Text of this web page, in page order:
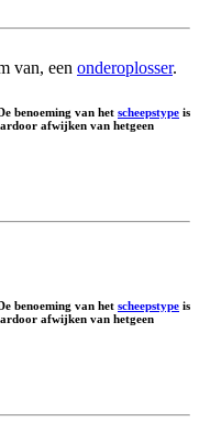
van, een onderoplosser.
benoeming van het scheepstype is
afwijken van hetgeen
benoeming van het scheepstype is
afwijken van hetgeen